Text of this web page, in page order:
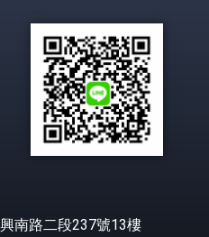
南路二段237號13樓